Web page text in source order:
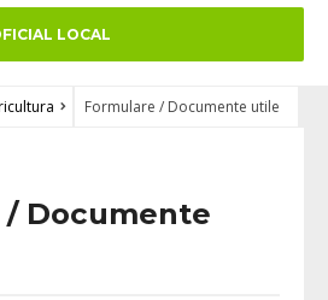
LOCAL
Formulare / Documente utile
Documente